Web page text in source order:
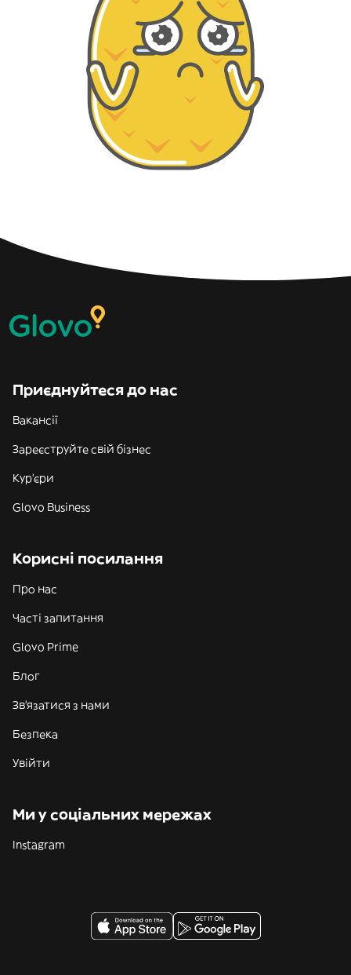
Приєднуйтеся до нас
Вакансії
Зареєструйте свій бізнес
Кур'єри
Glovo Business
Корисні посилання
Про нас
Часті запитання
Glovo Prime
Блог
Зв'язатися з нами
Безпека
Увійти
Ми у соціальних мережах
Instagram